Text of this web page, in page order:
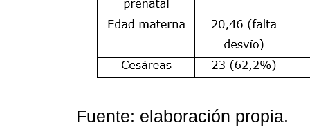
Fuente: elaboración propia.